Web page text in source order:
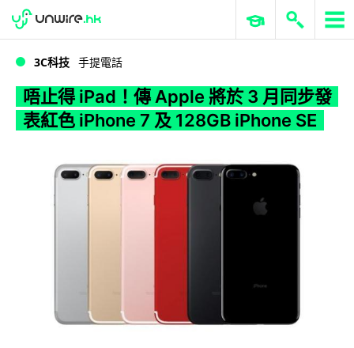
WWDC 2026 ERP 與商業 AI
3C科技 手提電話
唔止得 iPad！傳 Apple 將於 3 月同步發
表紅色 iPhone 7 及 128GB iPhone SE